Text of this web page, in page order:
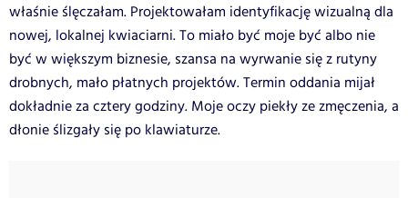
właśnie ślęczałam. Projektowałam identyfikację wizualną dla
nowej, lokalnej kwiaciarni. To miało być moje być albo nie
być w większym biznesie, szansa na wyrwanie się z rutyny
drobnych, mało płatnych projektów. Termin oddania mijał
dokładnie za cztery godziny. Moje oczy piekły ze zmęczenia, a
dłonie ślizgały się po klawiaturze.